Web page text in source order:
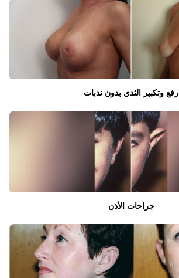
رفع وتكبير الثدي بدون ندبات
جراحات الأذن